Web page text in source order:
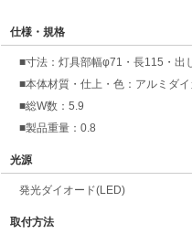
仕様・規格
■寸法：灯具部幅φ71・長115・出
■本体材質・仕上・色：アルミダ
■総W数：5.9
■製品重量：0.8
光源
発光ダイオード(LED)
取付方法